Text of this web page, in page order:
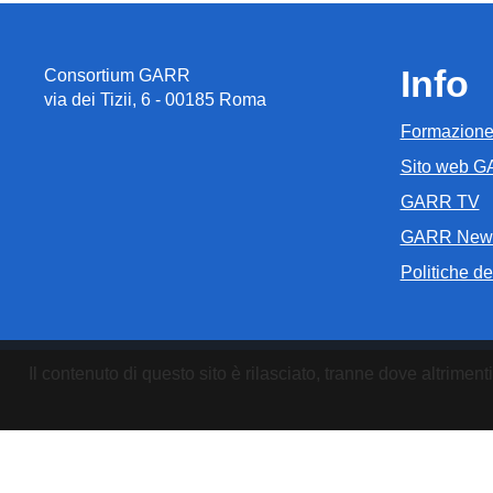
Consortium GARR
via dei Tizii, 6 - 00185 Roma
Info
Sito web
GARR TV
GARR
Politiche
Il contenuto di questo sito è rilasciato, tranne dove